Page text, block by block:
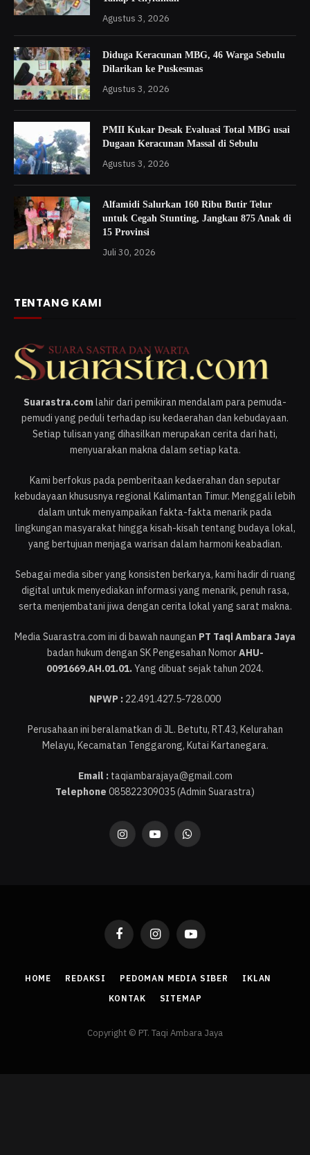
Agustus 3, 2026
Diduga Keracunan MBG, 46 Warga Sebulu
Dilarikan ke Puskesmas
Agustus 3, 2026
PMII Kukar Desak Evaluasi Total MBG usai
Dugaan Keracunan Massal di Sebulu
Agustus 3, 2026
Alfamidi Salurkan 160 Ribu Butir Telur
untuk Cegah Stunting, Jangkau 875 Anak di
15 Provinsi
Juli 30, 2026
TENTANG KAMI
Suarastra.comlahir dari pemikiran mendalam para pemuda-
pemudi yang peduli terhadap isu kedaerahan dan kebudayaan.
Setiap tulisan yang dihasilkan merupakan cerita dari hati,
menyuarakan makna dalam setiap kata.
Kami berfokus pada pemberitaan kedaerahan dan seputar
kebudayaan khususnya regional Kalimantan Timur. Menggali lebih
dalam untuk menyampaikan fakta-fakta menarik pada
lingkungan masyarakat hingga kisah-kisah tentang budaya lokal,
yang bertujuan menjaga warisan dalam harmoni keabadian.
Sebagai media siber yang konsisten berkarya, kami hadir di ruang
digital untuk menyediakan informasi yang menarik, penuh rasa,
serta menjembatani jiwa dengan cerita lokal yang sarat makna.
Media Suarastra.com ini di bawah naungan PT Taqi Ambara Jaya
badan hukum dengan SK Pengesahan NomorAHU-
0091669.AH.01.01.Yang dibuat sejak tahun 2024.
NPWP : 22.491.427.5-728.000
Perusahaan ini beralamatkan di JL. Betutu, RT.43, Kelurahan
Melayu, Kecamatan Tenggarong, Kutai Kartanegara.
Email :taqiambarajaya@gmail.com
Telephone 085822309035 (Admin Suarastra)
InstagramYouTubeWhatsApp
FacebookInstagramYouTube
HOME REDAKSI PEDOMAN MEDIA SIBER
IKLAN
KONTAK
SITEMAP
Copyright © PT. Taqi Ambara Jaya